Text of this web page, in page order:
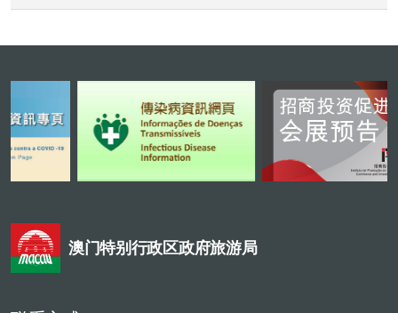
澳门特别行政区政府旅游局